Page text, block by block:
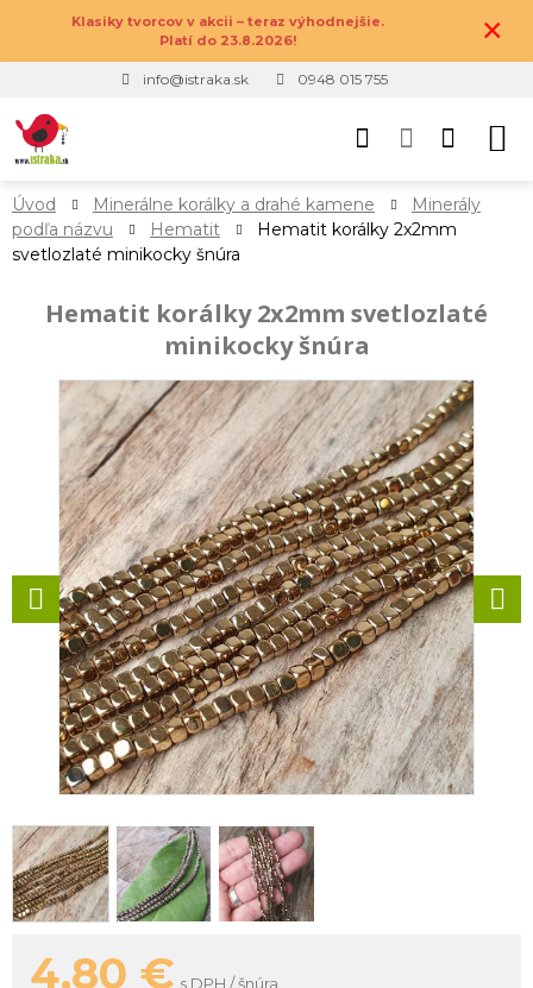
Klasiky tvorcov v akcii – teraz výhodnejšie.
Platí do 23.8.2026!
×
info@istraka.sk 0948 015 755
Úvod Minerálne korálky a drahé kamene
Minerály
podľa názvu
Hematit
Hematit korálky 2x2mm
svetlozlaté minikocky šnúra
Hematit korálky 2x2mm svetlozlaté
minikocky šnúra
4,80 € s DPH / šnúra